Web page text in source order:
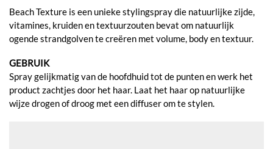
Beach Texture is een unieke stylingspray die natuurlijke zijde,
vitamines, kruiden en textuurzouten bevat om natuurlijk
ogende strandgolven te creëren met volume, body en textuur.
GEBRUIK
Spray gelijkmatig van de hoofdhuid tot de punten en werk het
product zachtjes door het haar. Laat het haar op natuurlijke
wijze drogen of droog met een diffuser om te stylen.